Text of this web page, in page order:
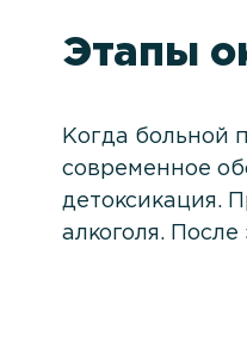
Этапы
Когда больной
современное
детоксикация.
алкоголя.